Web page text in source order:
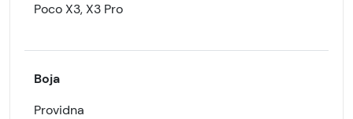
Poco X3, X3 Pro
Boja
Providna